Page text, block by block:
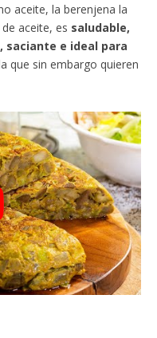
aceite, la berenjena la
aceite, es saludable,
saciante e ideal para
que sin embargo quieren